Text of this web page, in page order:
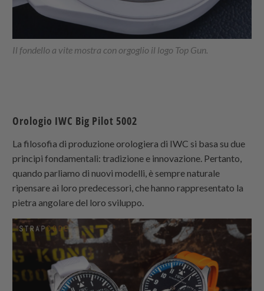
Il fondello a vite mostra con orgoglio il logo Top Gun.
Orologio IWC Big Pilot 5002
La filosofia di produzione orologiera di IWC si basa su due
principi fondamentali: tradizione e innovazione. Pertanto,
quando parliamo di nuovi modelli, è sempre naturale
ripensare ai loro predecessori, che hanno rappresentato la
pietra angolare del loro sviluppo.